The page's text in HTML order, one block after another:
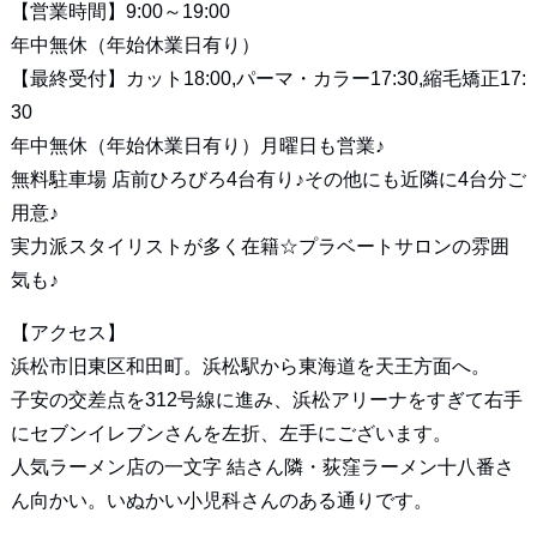
【営業時間】9:00～19:00
年中無休（年始休業日有り）
【最終受付】カット18:00,パーマ・カラー17:30,縮毛矯正17:
30
年中無休（年始休業日有り）月曜日も営業♪
無料駐車場 店前ひろびろ4台有り♪その他にも近隣に4台分ご
用意♪
実力派スタイリストが多く在籍☆プラベートサロンの雰囲
気も♪
【アクセス】
浜松市旧東区和田町。浜松駅から東海道を天王方面へ。
子安の交差点を312号線に進み、浜松アリーナをすぎて右手
にセブンイレブンさんを左折、左手にございます。
人気ラーメン店の一文字 結さん隣・荻窪ラーメン十八番さ
ん向かい。いぬかい小児科さんのある通りです。